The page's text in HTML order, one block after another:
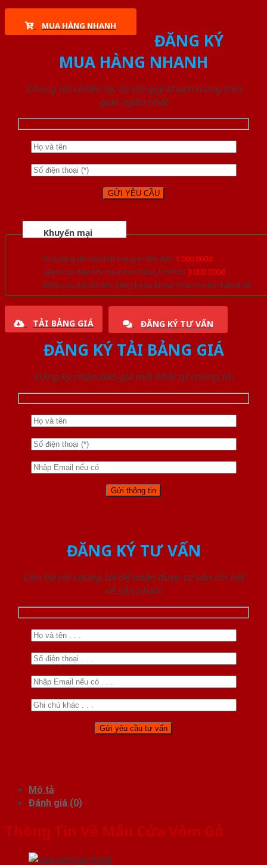
MUA HÀNG NHANH
ĐĂNG KÝ
MUA HÀNG NHANH
Chúng tôi sẽ liên lạc lại với quý khách trong thời
gian ngắn nhất
Khuyến mại
Quà tặng đồ nội thất trang trí lên đến 1.000.000đ
Giảm trực tiếp khi mua đơn hàng lớn hơn 3.000.000đ
Nhiều ưu đãi lớn khi đăng ký tài khoản thành viên thân thiết
TẢI BẢNG GIÁ ĐĂNG KÝ TƯ VẤN
ĐĂNG KÝ TẢI BẢNG GIÁ
Đăng ký nhận báo giá mới nhất từ chúng tôi
ĐĂNG KÝ TƯ VẤN
Liên hệ với chúng tôi để nhận được tư vấn chi tiết
về sản phẩm
Mô tả
Đánh giá (0)
Thông Tin Về Mẫu Cửa Vòm Gỗ